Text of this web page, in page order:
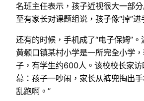
名班主任表示，孩子近视很大一部
至有家长对课题组说，孩子像“掉”进
还有的时候，手机成了“电子保姆”
黄颡口镇某村小学是一所完全小学
子，有学生约600人。该校校长家
幕：孩子一吵闹，家长从裤兜掏出手
乱跑啊。”